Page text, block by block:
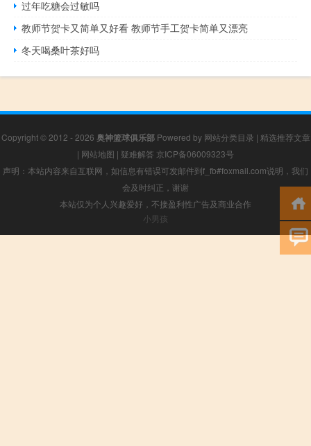
过年吃糖会过敏吗
教师节贺卡又简单又好看 教师节手工贺卡简单又漂亮
冬天喝桑叶茶好吗
Copyright © 2012 - 2026 奥神篮球俱乐部Powered by 网站分类目录 | 精选推荐文章
| 网站地图 | 疑难解答 京ICP备06009323号
声明：本站内容来自互联网，如信息有错误可发邮件到f_fb#foxmail.com说明，我们
会及时纠正，谢谢
本站仅为个人兴趣爱好，不接盈利性广告及商业合作
小男孩